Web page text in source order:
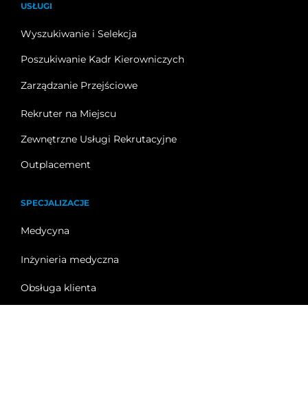
USŁUGI
Wyszukiwanie i Selekcja
Poszukiwanie Kadr Kierowniczych
Zarządzanie Przejściowe
Rekruter na Miejscu
Zewnętrzne Usługi Rekrutacyjne
Outplacement
SPECJALIZACJE
Medycyna
Inżynieria medyczna
Obsługa klienta